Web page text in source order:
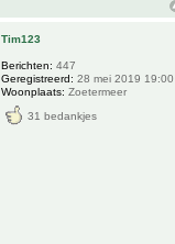
Tim123
Berichten: 447
Geregistreerd: 28 mei 2019 19:00
Woonplaats: Zoetermeer
31 bedankjes